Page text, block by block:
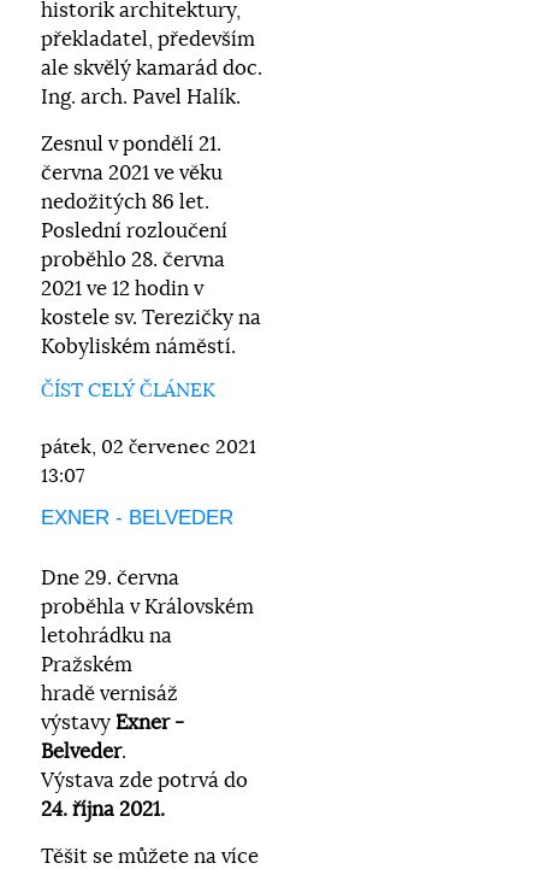
historik architektury,
překladatel, především
ale skvělý kamarád doc.
Ing. arch. Pavel Halík.
Zesnul v pondělí 21.
června 2021 ve věku
nedožitých 86 let.
Poslední rozloučení
proběhlo 28. června
2021 ve 12 hodin v
kostele sv. Terezičky na
Kobyliském náměstí.
ČÍST CELÝ ČLÁNEK
pátek, 02 červenec 2021
13:07
EXNER - BELVEDER
Dne 29. června
proběhla v Královském
letohrádku na
Pražském
hradě vernisáž
výstavy Exner -
Belveder.
Výstava zde potrvá do
24. října 2021.
Těšit se můžete na více